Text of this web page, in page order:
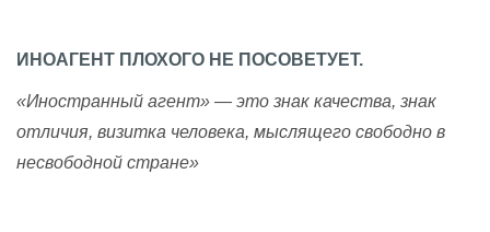
ИНОАГЕНТ ПЛОХОГО НЕ ПОСОВЕТУЕТ.
«Иностранный агент» — это знак качества, знак
отличия, визитка человека, мыслящего свободно в
несвободной стране»